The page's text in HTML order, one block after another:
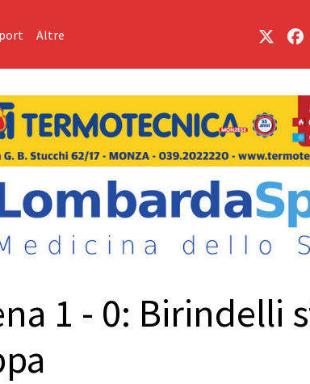
Altre
1 - 0: Birindelli